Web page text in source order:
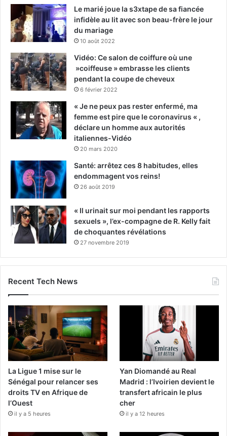
Le marié joue la s3xtape de sa fiancée
infidèle au lit avec son beau-frère le jour
du mariage
10 août 2022
Vidéo: Ce salon de coiffure où une
»coiffeuse » embrasse les clients
pendant la coupe de cheveux
6 février 2022
« Je ne peux pas rester enfermé, ma
femme est pire que le coronavirus « ,
déclare un homme aux autorités
italiennes-Vidéo
20 mars 2020
Santé: arrêtez ces 8 habitudes, elles
endommagent vos reins!
26 août 2019
« Il urinait sur moi pendant les rapports
sexuels », l’ex-compagne de R. Kelly fait
de choquantes révélations
27 novembre 2019
Recent Tech News
La Ligue 1 mise sur le
Sénégal pour relancer ses
droits TV en Afrique de
l’Ouest
il y a 5 heures
Yan Diomandé au Real
Madrid : l’Ivoirien devient le
transfert africain le plus
cher
il y a 12 heures